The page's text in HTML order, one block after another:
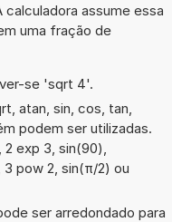
assume essa
uma fração de
se 'sqrt 4'.
atan, sin, cos, tan,
podem ser utilizadas.
exp 3, sin(90),
pow 2, sin(π/2) ou
ser arredondado para